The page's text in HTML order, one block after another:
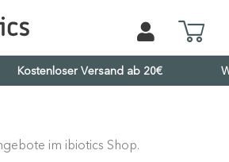
Kostenloser Versand ab 20€
im ibiotics Shop.